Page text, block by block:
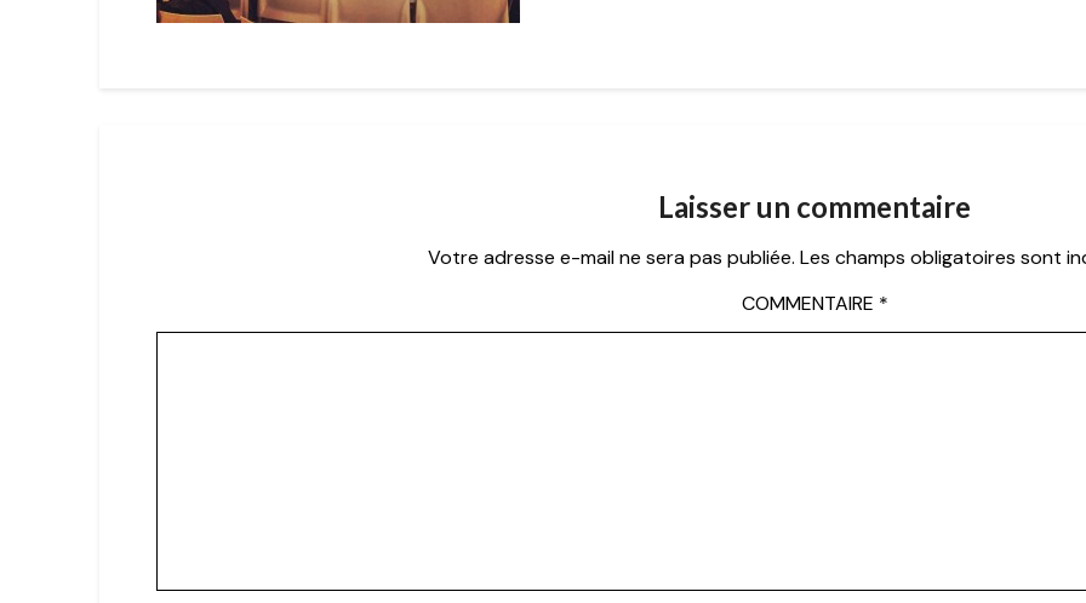
Laisser un commentaire
Votre adresse e-mail ne sera pas publiée. Les champs obligatoires sont
COMMENTAIRE *